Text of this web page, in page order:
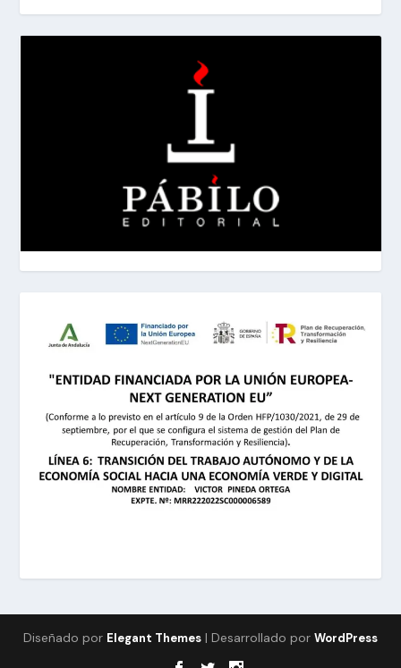
Diseñado por Elegant Themes | Desarrollado por WordPress